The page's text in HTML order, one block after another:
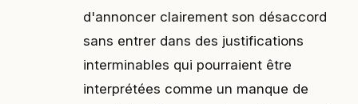
d'annoncer clairement son désaccord
sans entrer dans des justifications
interminables qui pourraient être
interprétées comme un manque de